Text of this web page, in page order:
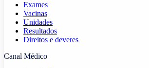
Exames
Vacinas
Unidades
Resultados
Direitos e deveres
Canal Médico